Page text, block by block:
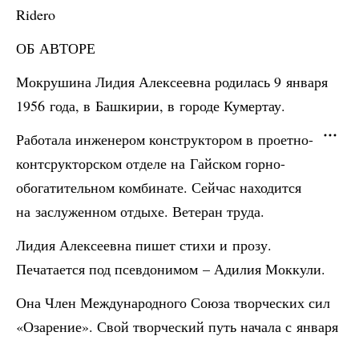
Ridero
ОБ АВТОРЕ
Мокрушина Лидия Алексеевна родилась 9 января
1956 года, в Башкирии, в городе Кумертау.
Работала инженером конструктором в проетно-
контсрукторском отделе на Гайском горно-
обогатительном комбинате. Сейчас находится
на заслуженном отдыхе. Ветеран труда.
Лидия Алексеевна пишет стихи и прозу.
Печатается под псевдонимом – Адилия Моккули.
Она Член Международного Союза творческих сил
«Озарение». Свой творческий путь начала с января